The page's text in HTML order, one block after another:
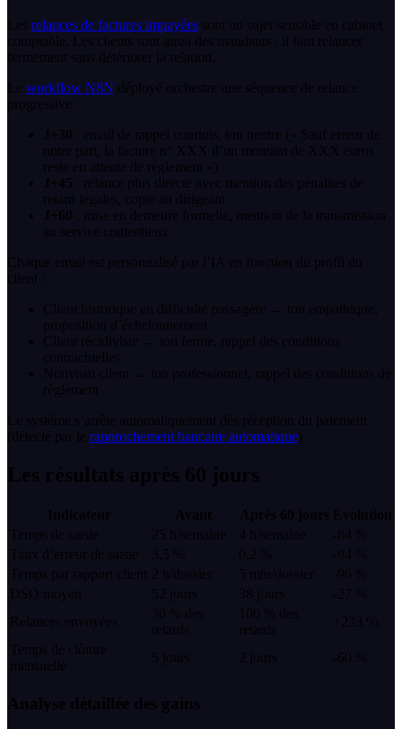
Les relances de factures impayées sont un sujet sensible en cabinet
comptable. Les clients sont aussi des mandants : il faut relancer
fermement sans détériorer la relation.
Le workflow N8N déployé orchestre une séquence de relance
progressive :
J+30 : email de rappel courtois, ton neutre (« Sauf erreur de
notre part, la facture n° XXX d’un montant de XXX euros
reste en attente de règlement »)
J+45 : relance plus directe avec mention des pénalités de
retard légales, copie au dirigeant
J+60 : mise en demeure formelle, mention de la transmission
au service contentieux
Chaque email est personnalisé par l’IA en fonction du profil du
client :
Client historique en difficulté passagère → ton empathique,
proposition d’échelonnement
Client récidiviste → ton ferme, rappel des conditions
contractuelles
Nouveau client → ton professionnel, rappel des conditions de
règlement
Le système s’arrête automatiquement dès réception du paiement
(détecté par le rapprochement bancaire automatique).
Les résultats après 60 jours
Indicateur Avant Après 60 jours Évolution
Temps de saisie
25 h/semaine 4 h/semaine
-84 %
Taux d’erreur de saisie
3,5 % 0,2 %
-94 %
Temps par rapport client 2 h/dossier 5 min/dossier
-96 %
DSO moyen
52 jours 38 jours
-27 %
Relances envoyées
30 % des
retards
100 % des
retards
+233 %
Temps de clôture
mensuelle
5 jours 2 jours -60 %
Analyse détaillée des gains